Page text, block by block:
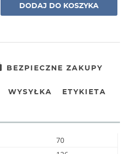
DODAJ DO KOSZYKA
BEZPIECZNE ZAKUPY
WYSYŁKA ETYKIETA
70